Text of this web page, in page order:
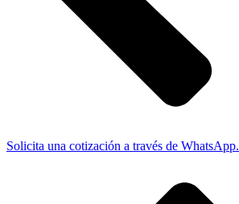
Solicita una cotización a través de WhatsApp.